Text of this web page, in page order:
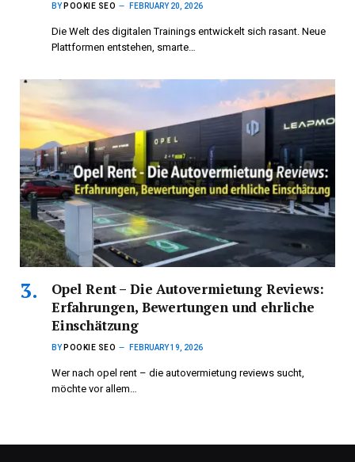
BY POOKIE SEO FEBRUARY 20, 2026
Die Welt des digitalen Trainings entwickelt sich rasant. Neue
Plattformen entstehen, smarte…
Opel Rent – Die Autovermietung Reviews:
Erfahrungen, Bewertungen und ehrliche
Einschätzung
BY POOKIE SEO FEBRUARY 19, 2026
Wer nach opel rent – die autovermietung reviews sucht,
möchte vor allem…